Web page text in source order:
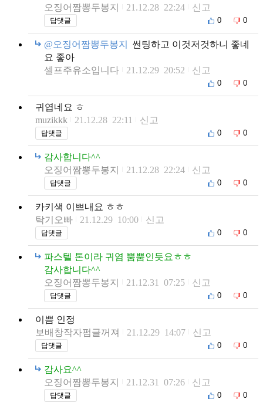
오징어짬뽕두봉지
21.12.28 22:24 신고
답댓글 0 0
@오징어짬뽕두봉지
썬팅하고 이것저것하니 좋네
요 좋아
셀프주유소입니다
21.12.29 20:52 신고
0 0
귀엽네요 ㅎ
muzikkk
21.12.28 22:11 신고
답댓글 0 0
감사합니다^^
오징어짬뽕두봉지
21.12.28 22:24 신고
답댓글 0 0
카키색 이쁘내요 ㅎㅎ
탁기오빠
21.12.29 10:00 신고
답댓글 0 0
파스텔 톤이라 귀염 뿜뿜인듯요ㅎㅎ
감사합니다^^
오징어짬뽕두봉지
21.12.31 07:25 신고
답댓글 0 0
이쁨 인정
보배창작자펌글꺼져
21.12.29 14:07 신고
답댓글 0 0
감사요^^
오징어짬뽕두봉지
21.12.31 07:26 신고
답댓글 0 0